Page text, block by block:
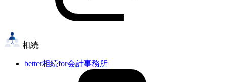
相続
better相続for会計事務所